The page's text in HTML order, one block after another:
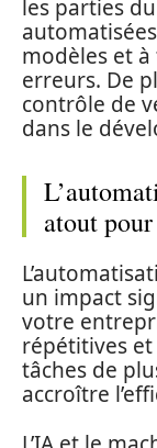
les parties
modèles et
erreurs. De
contrôle de
dans le
atout
un impact
votre
répétitives
tâches de
accroître